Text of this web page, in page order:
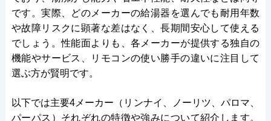
です。実際、どのメーカーの給湯器を選んでも耐用年数
や故障リスクに顕著な差はなく、長期間安心して使える
でしょう。性能面よりも、各メーカーが提供する独自の
機能やサービス、リモコンの使い勝手の違いに注目して
選ぶ方が賢明です。
以下では主要4メーカー（リンナイ、ノーリツ、パロマ、
パーパス）それぞれの特徴や強みについて紹介します。